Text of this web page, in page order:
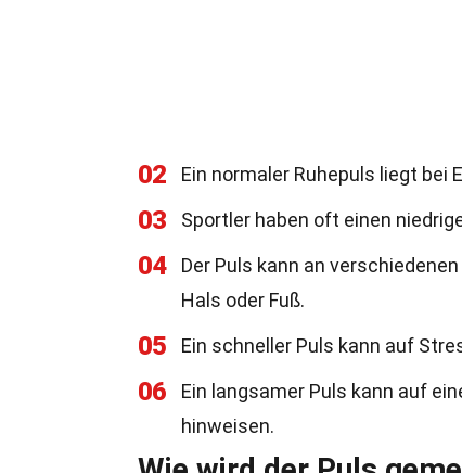
02 Ein normaler Ruhepuls liegt bei
03 Sportler haben oft einen
04
Der Puls kann an
Hals oder Fuß.
05 Ein schneller Puls kann auf
06
Ein langsamer Puls kann auf
hinweisen.